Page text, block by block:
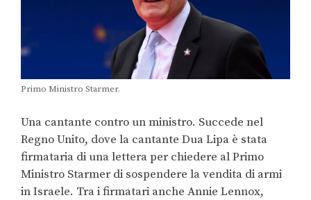
Primo Ministro Starmer.
Una cantante contro un ministro. Succede nel
Regno Unito, dove la cantante Dua Lipa è stata
firmataria di una lettera per chiedere al Primo
Ministro Starmer di sospendere la vendita di armi
in Israele. Tra i firmatari anche Annie Lennox,